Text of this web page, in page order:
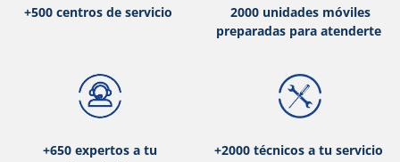
+500 centros de servicio
2000 unidades móviles
preparadas para atenderte
+650 expertos a tu
+2000 técnicos a tu servicio